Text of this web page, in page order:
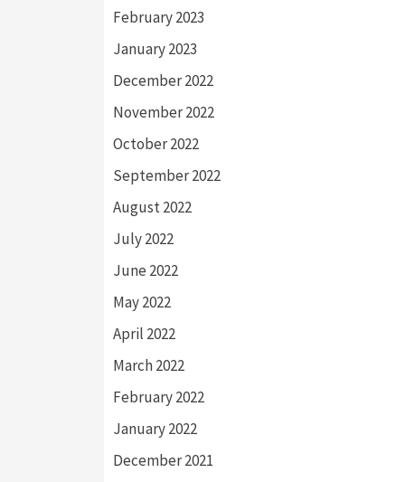
February 2023
January 2023
December 2022
November 2022
October 2022
September 2022
August 2022
July 2022
June 2022
May 2022
April 2022
March 2022
February 2022
January 2022
December 2021